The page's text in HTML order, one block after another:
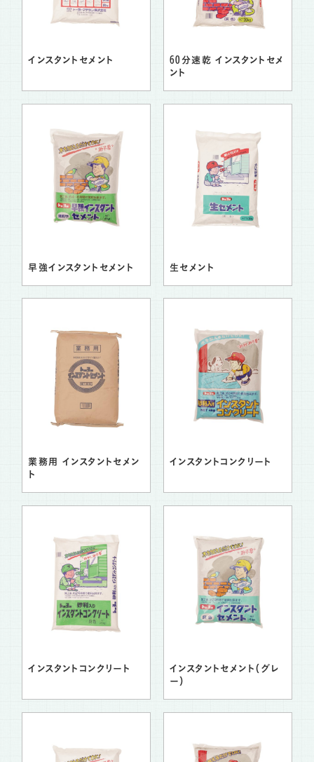
インスタントセメント
60分速乾 インスタントセメ
ント
早強インスタントセメント 生セメント
業務用 インスタントセメン
ト
インスタントコンクリート
インスタントコンクリート
インスタントセメント（グレ
ー）